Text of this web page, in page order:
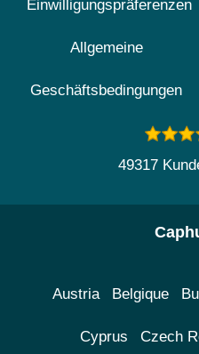
Einwilligungspräferenzen
Allgemeine
Geschäftsbedingungen
49317
Austria Belgique
Cyprus Czech